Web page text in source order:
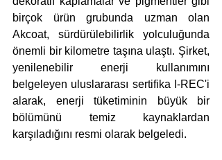
birçok ürün grubunda uzman olan
Akcoat, sürdürülebilirlik yolculuğunda
önemli bir kilometre taşına ulaştı. Şirket,
yenilenebilir enerji kullanımını
belgeleyen uluslararası sertifika I-REC'i
alarak, enerji tüketiminin büyük bir
bölümünü temiz kaynaklardan
karşıladığını resmi olarak belgeledi.